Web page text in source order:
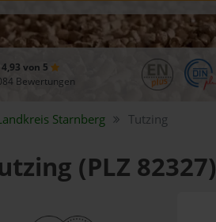
4,93 von 5
Bewertungen
Starnberg Tutzing
(PLZ 82327)